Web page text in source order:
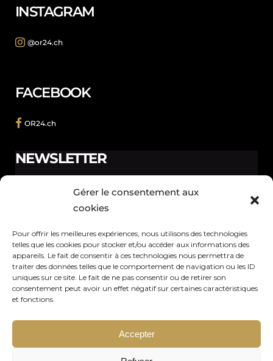
Gérer le consentement aux
cookies
Pour offrir les meilleures expériences, nous utilisons des technologies
telles que les cookies pour stocker et/ou accéder aux informations des
appareils. Le fait de consentir à ces technologies nous permettra de
traiter des données telles que le comportement de navigation ou les ID
uniques sur ce site. Le fait de ne pas consentir ou de retirer son
consentement peut avoir un effet négatif sur certaines caractéristiques
et fonctions.
Accepter
INSTAGRAM
@or24.ch
FACEBOOK
OR24.ch
NEWSLETTER
nous réservons à nos fidèles abonnés.
Votre adresse de messagerie est uniquement utilisée pour vous
envoyer notre lettre d'information ainsi que des informations
concernant nos activités. Vous pouvez à tout moment utiliser le lien